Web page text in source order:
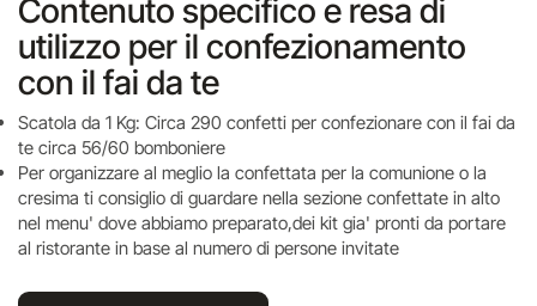
Contenuto specifico e resa di
utilizzo per il confezionamento
con il fai da te
Scatola da 1 Kg: Circa 290 confetti per confezionare con il fai da
te circa 56/60 bomboniere
Per organizzare al meglio la confettata per la comunione o la
cresima ti consiglio di guardare nella sezione confettate in alto
nel menu' dove abbiamo preparato,dei kit gia' pronti da portare
al ristorante in base al numero di persone invitate